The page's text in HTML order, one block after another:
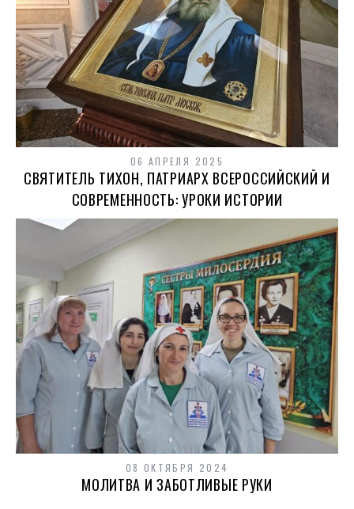
06 АПРЕЛЯ 2025
СВЯТИТЕЛЬ ТИХОН, ПАТРИАРХ ВСЕРОССИЙСКИЙ И
СОВРЕМЕННОСТЬ: УРОКИ ИСТОРИИ
08 ОКТЯБРЯ 2024
МОЛИТВА И ЗАБОТЛИВЫЕ РУКИ